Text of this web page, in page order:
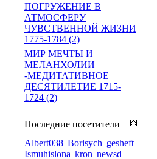
ПОГРУЖЕНИЕ В
АТМОСФЕРУ
ЧУВСТВЕННОЙ ЖИЗНИ
1775-1784 (2)
МИР МЕЧТЫ И
МЕЛАНХОЛИИ
-МЕДИТАТИВНОЕ
ДЕСЯТИЛЕТИЕ 1715-
1724 (2)
Последние посетители
Albert038 Borisych gesheft
Ismuhislona kron newsd